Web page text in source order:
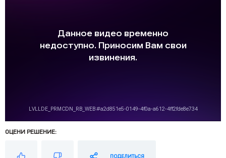
ОЦЕНИ РЕШЕНИЕ:
ПОДЕЛИТЬСЯ